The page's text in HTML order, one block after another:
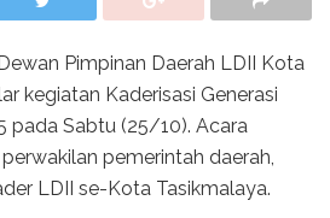
Dewan Pimpinan Daerah LDII Kota
kegiatan Kaderisasi Generasi
pada Sabtu (25/10). Acara
pemerintah daerah,
LDII se-Kota Tasikmalaya.